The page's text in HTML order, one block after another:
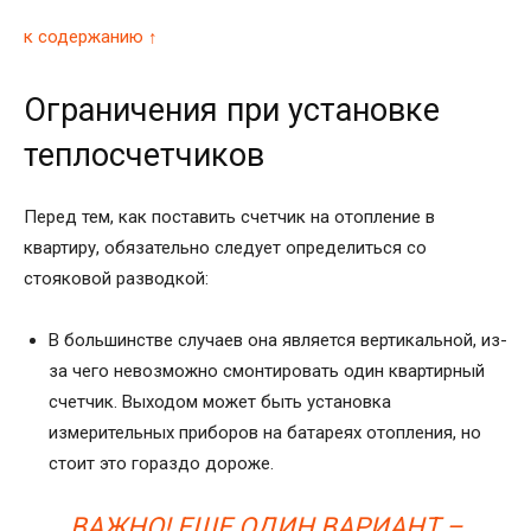
к содержанию ↑
Ограничения при установке
теплосчетчиков
Перед тем, как поставить счетчик на отопление в
квартиру, обязательно следует определиться со
стояковой разводкой:
В большинстве случаев она является вертикальной, из-
за чего невозможно смонтировать один квартирный
счетчик. Выходом может быть установка
измерительных приборов на батареях отопления, но
стоит это гораздо дороже.